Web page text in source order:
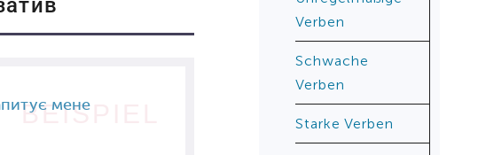
BEISPIEL
мене
Verben
Schwache
Verben
Starke Verben